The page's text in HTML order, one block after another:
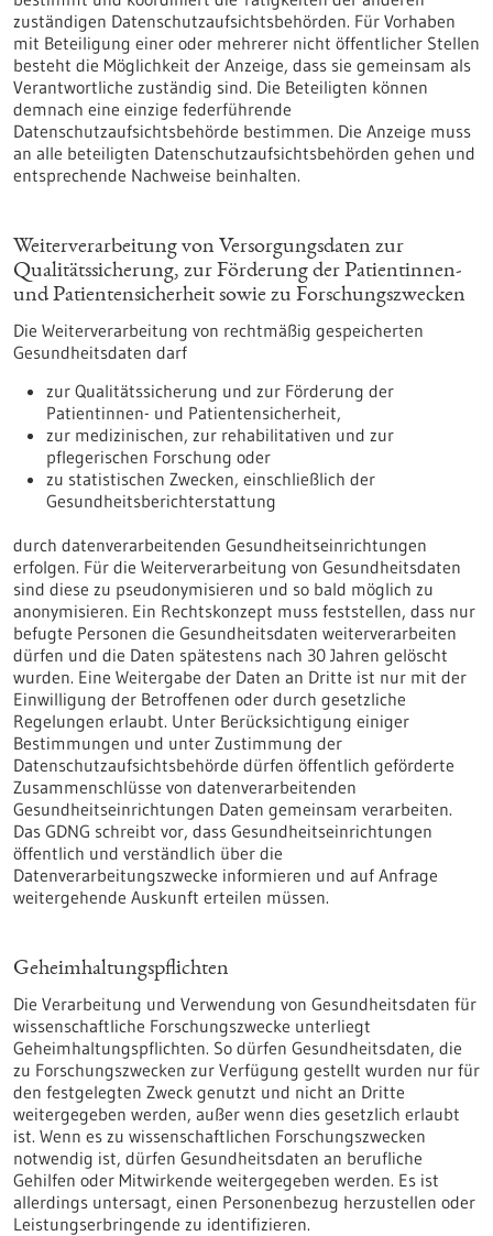
zuständigen Datenschutzaufsichtsbehörden. Für Vorhaben
mit Beteiligung einer oder mehrerer nicht öffentlicher Stellen
besteht die Möglichkeit der Anzeige, dass sie gemeinsam als
Verantwortliche zuständig sind. Die Beteiligten können
demnach eine einzige federführende
Datenschutzaufsichtsbehörde bestimmen. Die Anzeige muss
an alle beteiligten Datenschutzaufsichtsbehörden gehen und
entsprechende Nachweise beinhalten.
Weiterverarbeitung von Versorgungsdaten zur
Qualitätssicherung, zur Förderung der Patientinnen-
und Patientensicherheit sowie zu Forschungszwecken
Die Weiterverarbeitung von rechtmäßig gespeicherten
Gesundheitsdaten darf
zur Qualitätssicherung und zur Förderung der
Patientinnen- und Patientensicherheit,
zur medizinischen, zur rehabilitativen und zur
pflegerischen Forschung oder
zu statistischen Zwecken, einschließlich der
Gesundheitsberichterstattung
durch datenverarbeitenden Gesundheitseinrichtungen
erfolgen. Für die Weiterverarbeitung von Gesundheitsdaten
sind diese zu pseudonymisieren und so bald möglich zu
anonymisieren. Ein Rechtskonzept muss feststellen, dass nur
befugte Personen die Gesundheitsdaten weiterverarbeiten
dürfen und die Daten spätestens nach 30 Jahren gelöscht
wurden. Eine Weitergabe der Daten an Dritte ist nur mit der
Einwilligung der Betroffenen oder durch gesetzliche
Regelungen erlaubt. Unter Berücksichtigung einiger
Bestimmungen und unter Zustimmung der
Datenschutzaufsichtsbehörde dürfen öffentlich geförderte
Zusammenschlüsse von datenverarbeitenden
Gesundheitseinrichtungen Daten gemeinsam verarbeiten.
Das GDNG schreibt vor, dass Gesundheitseinrichtungen
öffentlich und verständlich über die
Datenverarbeitungszwecke informieren und auf Anfrage
weitergehende Auskunft erteilen müssen.
Geheimhaltungspflichten
Die Verarbeitung und Verwendung von Gesundheitsdaten für
wissenschaftliche Forschungszwecke unterliegt
Geheimhaltungspflichten. So dürfen Gesundheitsdaten, die
zu Forschungszwecken zur Verfügung gestellt wurden nur für
den festgelegten Zweck genutzt und nicht an Dritte
weitergegeben werden, außer wenn dies gesetzlich erlaubt
ist. Wenn es zu wissenschaftlichen Forschungszwecken
notwendig ist, dürfen Gesundheitsdaten an berufliche
Gehilfen oder Mitwirkende weitergegeben werden. Es ist
allerdings untersagt, einen Personenbezug herzustellen oder
Leistungserbringende zu identifizieren.